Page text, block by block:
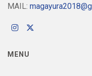
MAIL:
MENU